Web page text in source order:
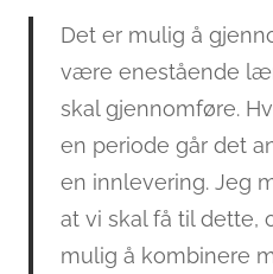
Det er mulig å
være enestående
skal gjennomføre.
en periode går det
en innlevering. Jeg
at vi skal få til dette,
mulig å kombinere